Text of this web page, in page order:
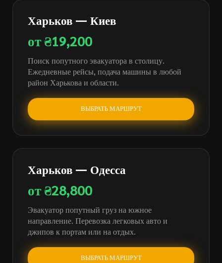
Харьков — Киев
от ₴19,200
Поиск попутного эвакуатора в столицу.
Ежедневные рейсы, подача машины в любой
район Харькова и области.
ВЫБРАТЬ МАРШРУТ
Харьков — Одесса
от ₴28,800
Эвакуатор попутный груз на южное
направление. Перевозка легковых авто и
джипов к портам или на отдых.
ВЫБРАТЬ МАРШРУТ